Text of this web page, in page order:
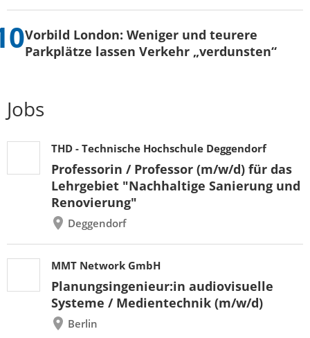
Vorbild London: Weniger und teurere
Parkplätze lassen Verkehr „verdunsten“
Jobs
THD - Technische Hochschule Deggendorf
Professorin / Professor (m/w/d) für das
Lehrgebiet "Nachhaltige Sanierung und
Renovierung"
Deggendorf
MMT Network GmbH
Planungsingenieur:in audiovisuelle
Systeme / Medientechnik (m/w/d)
Berlin